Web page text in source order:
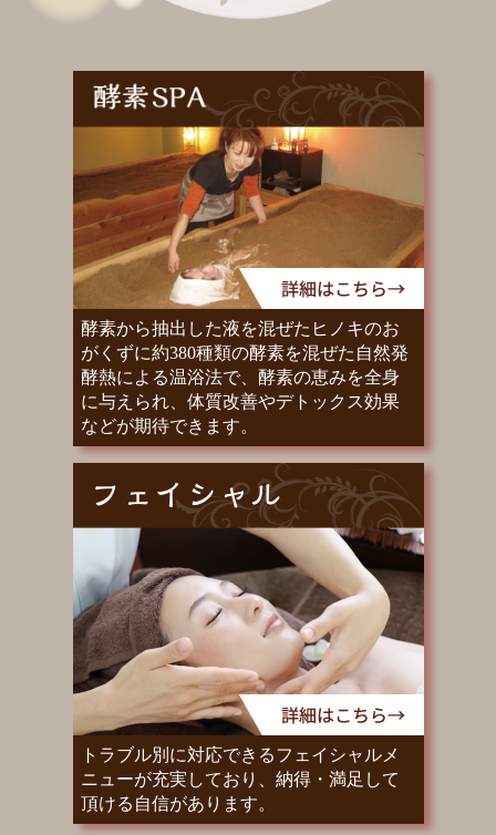
酵素から抽出した液を混ぜたヒノキのお
がくずに約380種類の酵素を混ぜた自然発
酵熱による温浴法で、酵素の恵みを全身
に与えられ、体質改善やデトックス効果
などが期待できます。
トラブル別に対応できるフェイシャルメ
ニューが充実しており、納得・満足して
頂ける自信があります。